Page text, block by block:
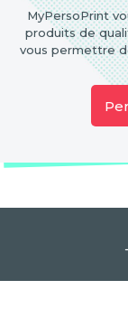
MyPersoPrint
produits de
vous permettre